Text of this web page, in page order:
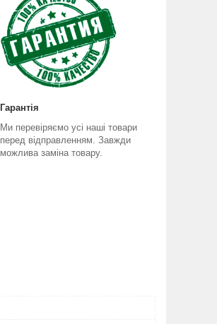
Гарантія
Ми перевіряємо усі наші товари
перед відправленням. Завжди
можлива заміна товару.